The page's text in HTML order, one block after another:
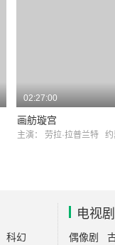
02:27:00
画舫璇宫
主演： 劳拉·拉普兰特 约瑟夫
科幻
电视剧
偶像剧